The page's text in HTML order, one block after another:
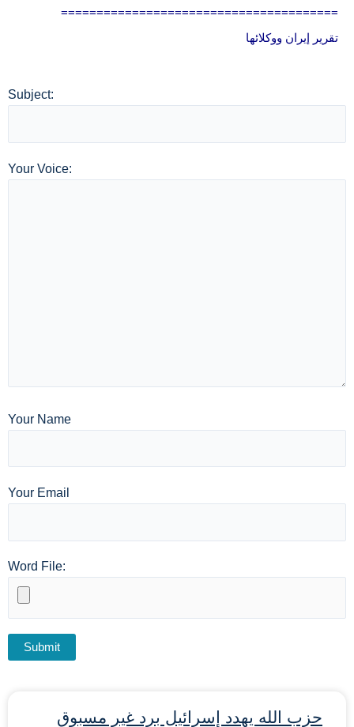
=======================================
تقرير إيران ووكلائها
Subject:
Your Voice:
Your Name
Your Email
Word File:
حزب الله يهدد إسرائيل برد غير مسبوق